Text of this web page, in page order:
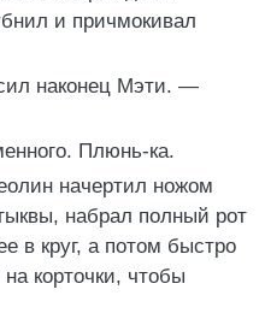
и причмокивал
наконец Мэти. —
Плюнь-ка.
начертил ножом
набрал полный рот
в круг, а потом быстро
корточки, чтобы